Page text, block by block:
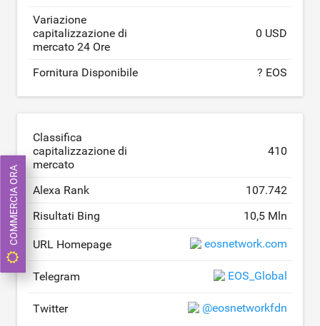
Variazione
capitalizzazione di
mercato 24 Ore
0 USD
Fornitura Disponibile ? EOS
Classifica
capitalizzazione di
mercato
410
Alexa Rank
107.742
Risultati Bing
10,5 Mln
URL Homepage eosnetwork.com
Telegram EOS_Global
Twitter @eosnetworkfdn
COMMERCIA ORA